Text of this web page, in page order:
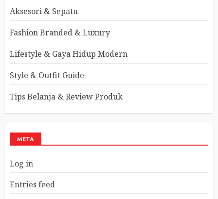
Aksesori & Sepatu
Fashion Branded & Luxury
Lifestyle & Gaya Hidup Modern
Style & Outfit Guide
Tips Belanja & Review Produk
META
Log in
Entries feed